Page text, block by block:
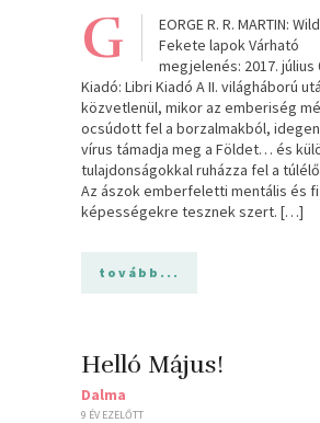
G
EORGE R. R. MARTIN:
Fekete lapok Várható
megjelenés: 2017. július
Kiadó: Libri Kiadó A II. világháború
közvetlenül, mikor az emberiség
ocsúdott fel a borzalmakból,
vírus támadja meg a Földet… és
tulajdonságokkal ruházza fel a
Az ászok emberfeletti mentális és
képességekre tesznek szert. […]
tovább...
Helló Május!
Dalma
9 ÉV EZELŐTT